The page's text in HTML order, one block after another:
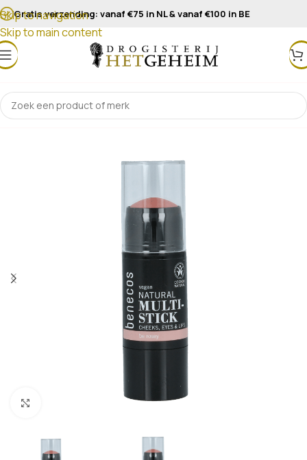
Skip to navigation
Skip to main content
Gratis verzending: vanaf €75 in NL & vanaf €100 in BE
Klik om te vergroten